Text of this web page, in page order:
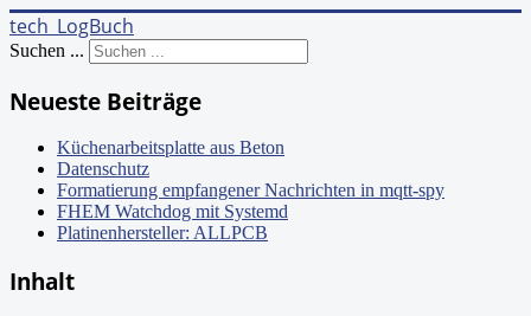
tech_LogBuch
Suchen ...
Neueste Beiträge
Küchenarbeitsplatte aus Beton
Datenschutz
Formatierung empfangener Nachrichten in mqtt-spy
FHEM Watchdog mit Systemd
Platinenhersteller: ALLPCB
Inhalt